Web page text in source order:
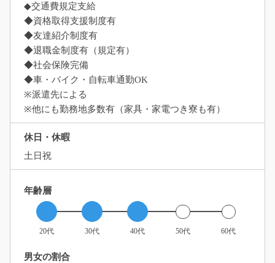
◆交通費規定支給
◆資格取得支援制度有
◆友達紹介制度有
◆退職金制度有（規定有）
◆社会保険完備
◆車・バイク・自転車通勤OK
※派遣先による
※他にも勤務地多数有（家具・家電つき寮も有）
休日・休暇
土日祝
年齢層
20代 30代 40代 50代 60代
男女の割合